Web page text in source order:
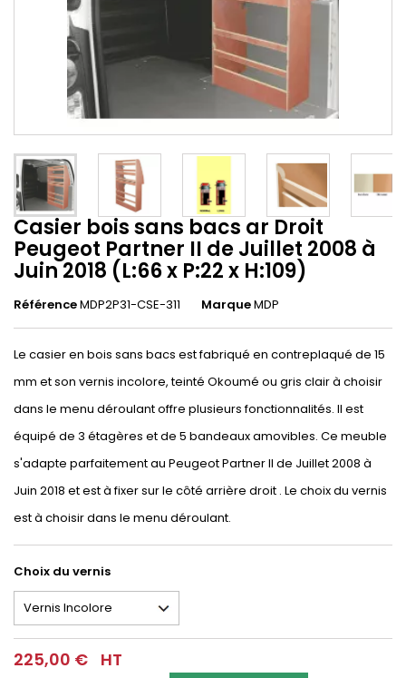
Casier bois sans bacs ar Droit
Peugeot Partner II de Juillet 2008 à
Juin 2018 (L:66 x P:22 x H:109)
RéférenceMDP2P31-CSE-311 MarqueMDP
Le casier en bois sans bacs est fabriqué en contreplaqué de 15
mm et son vernis incolore, teinté Okoumé ou gris clair à choisir
dans le menu déroulant offre plusieurs fonctionnalités. Il est
équipé de 3 étagères et de 5 bandeaux amovibles. Ce meuble
s'adapte parfaitement au Peugeot Partner II de Juillet 2008 à
Juin 2018 et est à fixer sur le côté arrière droit . Le choix du vernis
est à choisir dans le menu déroulant.
Choix du vernis
225,00 € HT